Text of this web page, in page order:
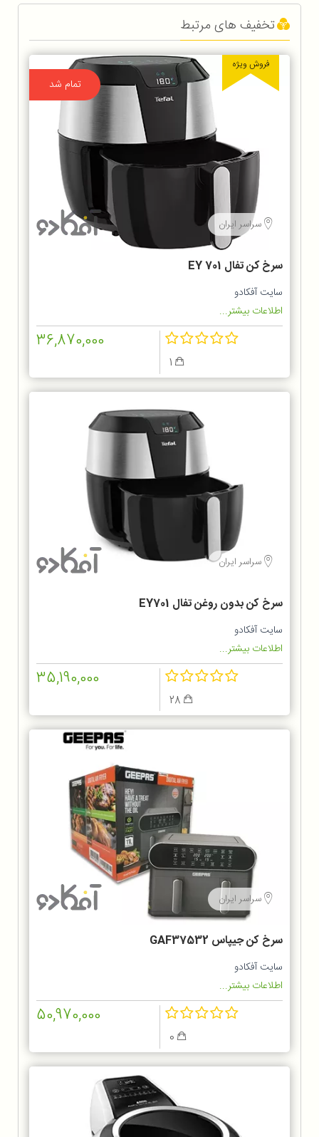
تخفیف های مرتبط
تمام شد
فروش ویژه
سراسر ایران
سرخ كن تفال EY 701
سایت آفکادو
اطلاعات بیشتر...
36,870,000
سراسر ایران
سرخ کن بدون روغن تفال EY701
سایت آفکادو
اطلاعات بیشتر...
35,190,000
سراسر ایران
سرخ کن جیپاس GAF37532
سایت آفکادو
اطلاعات بیشتر...
50,970,000